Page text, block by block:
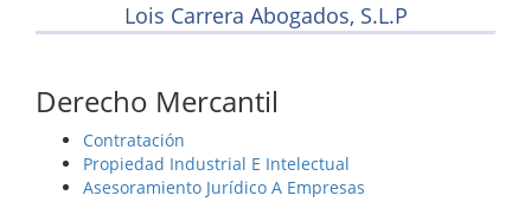
Lois Carrera Abogados, S.L.P
Derecho Mercantil
Contratación
Propiedad Industrial E Intelectual
Asesoramiento Jurídico A Empresas